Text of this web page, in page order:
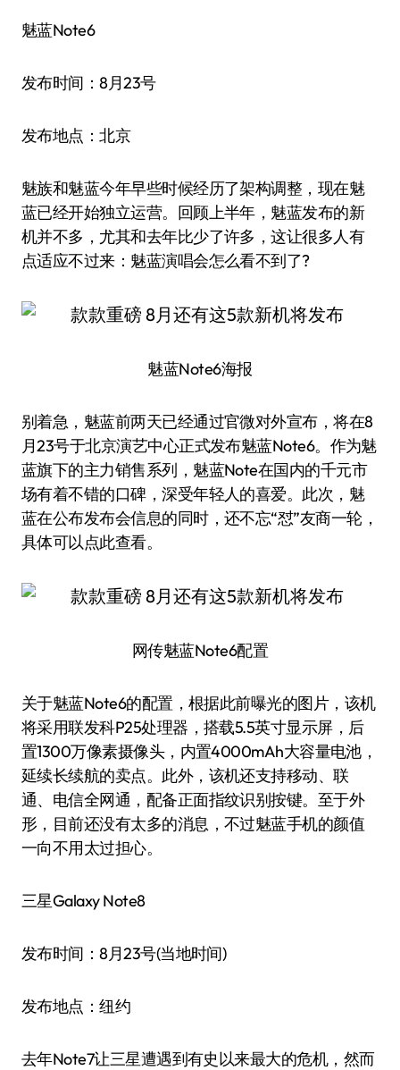
魅蓝Note6
发布时间：8月23号
发布地点：北京
魅族和魅蓝今年早些时候经历了架构调整，现在魅
蓝已经开始独立运营。回顾上半年，魅蓝发布的新
机并不多，尤其和去年比少了许多，这让很多人有
点适应不过来：魅蓝演唱会怎么看不到了?
魅蓝Note6海报
别着急，魅蓝前两天已经通过官微对外宣布，将在8
月23号于北京演艺中心正式发布魅蓝Note6。作为魅
蓝旗下的主力销售系列，魅蓝Note在国内的千元市
场有着不错的口碑，深受年轻人的喜爱。此次，魅
蓝在公布发布会信息的同时，还不忘“怼”友商一轮，
具体可以点此查看。
网传魅蓝Note6配置
关于魅蓝Note6的配置，根据此前曝光的图片，该机
将采用联发科P25处理器，搭载5.5英寸显示屏，后
置1300万像素摄像头，内置4000mAh大容量电池，
延续长续航的卖点。此外，该机还支持移动、联
通、电信全网通，配备正面指纹识别按键。至于外
形，目前还没有太多的消息，不过魅蓝手机的颜值
一向不用太过担心。
三星Galaxy Note8
发布时间：8月23号(当地时间)
发布地点：纽约
去年Note7让三星遭遇到有史以来最大的危机，然而